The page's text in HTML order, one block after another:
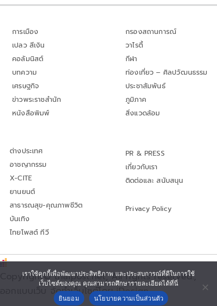
การเมือง
เปลว สีเงิน
คอลัมนิสต์
บทความ
เศรษฐกิจ
ข่าวพระราชสำนัก
หนังสือพิมพ์
กรองสถานการณ์
วาไรตี้
กีฬา
ท่องเที่ยว – ศิลปวัฒนธรรม
ประชาสัมพันธ์
ภูมิภาค
สิ่งแวดล้อม
ต่างประเทศ
อาชญากรรม
X-CITE
ยานยนต์
สาธารณสุข-คุณภาพชีวิต
บันเทิง
ไทยโพสต์ ทีวี
PR & PRESS
เกี่ยวกับเรา
ติดต่อและ สนับสนุน
Privacy Policy
Copyright© thaipost.net, All rights reserved.,
ออกแบบเว็บ จัดทำเว็บไซต์โดย iDesign
เราใช้คุกกี้เพื่อพัฒนาประสิทธิภาพ และประสบการณ์ที่ดีในการใช้
เว็บไซต์ของคุณ คุณสามารถศึกษารายละเอียดได้ที่นี่
ยินยอม
นโยบายความเป็นส่วนตัว